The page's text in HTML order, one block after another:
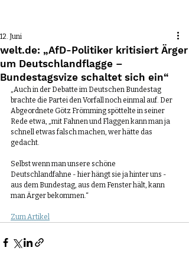
welt.de: „AfD-Politiker kritisiert Ärger
um Deutschlandflagge –
Bundestagsvize schaltet sich ein“
12. Juni
„Auch in der Debatte im Deutschen Bundestag
brachte die Partei den Vorfall noch einmal auf. Der
Abgeordnete Götz Frömming spöttelte in seiner
Rede etwa, „mit Fahnen und Flaggen kann man ja
schnell etwas falsch machen, wer hätte das
gedacht.
Selbst wenn man unsere schöne
Deutschlandfahne - hier hängt sie ja hinter uns -
aus dem Bundestag, aus dem Fenster hält, kann
man Ärger bekommen.“
Zum Artikel